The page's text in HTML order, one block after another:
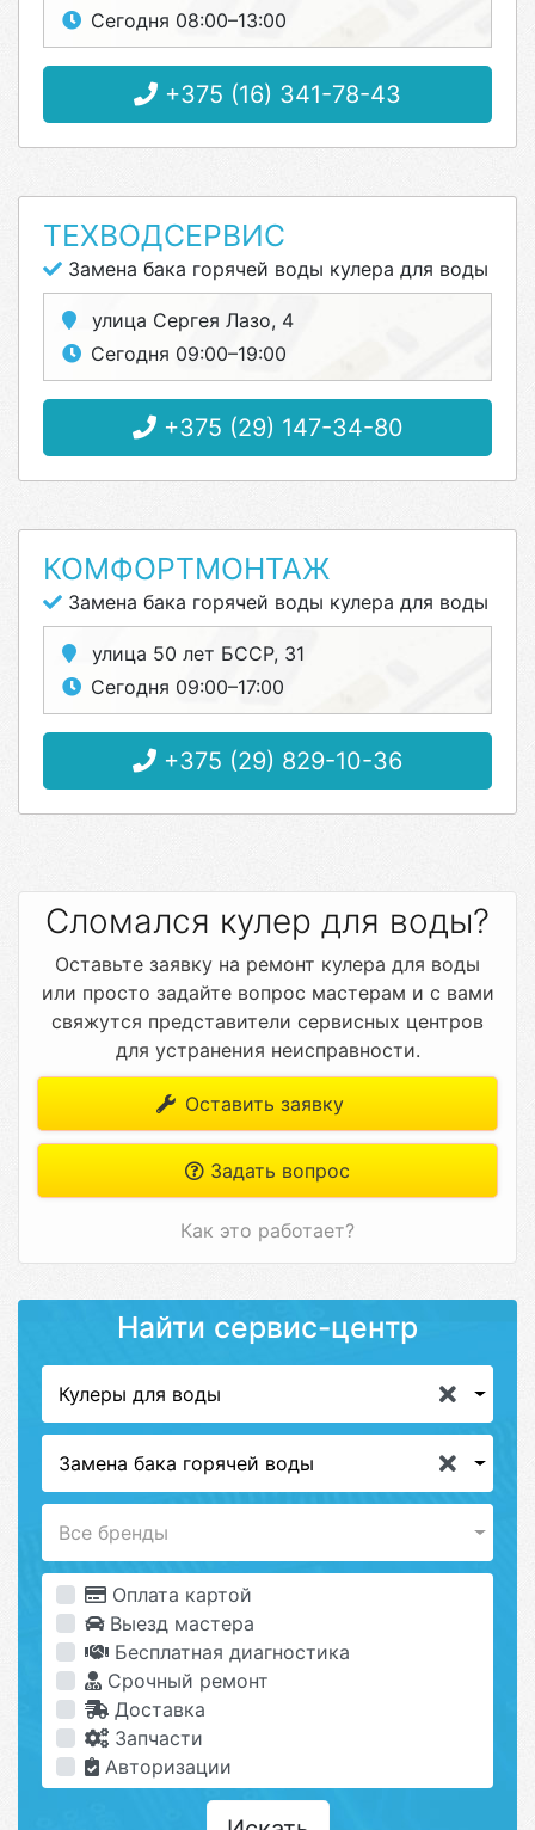
Сегодня 08:00–13:00
+375 (16) 341-78-43
ТЕХВОДСЕРВИС
Замена бака горячей воды кулера для воды
улица Сергея Лазо, 4
Сегодня 09:00–19:00
+375 (29) 147-34-80
КОМФОРТМОНТАЖ
Замена бака горячей воды кулера для воды
улица 50 лет БССР, 31
Сегодня 09:00–17:00
+375 (29) 829-10-36
Сломался кулер для воды?
Оставьте заявку на ремонт кулера для воды
или просто задайте вопрос мастерам и с вами
свяжутся представители сервисных центров
для устранения неисправности.
Оставить заявку
Задать вопрос
Как это работает?
Найти сервис-центр
Кулеры для воды
Замена бака горячей воды
Все бренды
Оплата картой
Выезд мастера
Бесплатная диагностика
Срочный ремонт
Доставка
Запчасти
Авторизации